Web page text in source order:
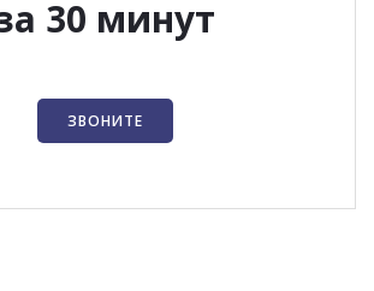
30 минут
ЗВОНИТЕ